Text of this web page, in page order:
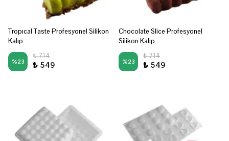
Tropıcal Taste Profesyonel Silikon
Kalıp
%23
₺ 714
₺ 549
Chocolate Slice Profesyonel
Silikon Kalıp
%23
₺ 714
₺ 549